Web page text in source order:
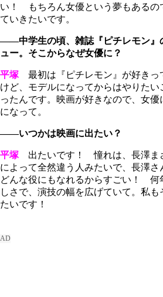
い！ もちろん女優という夢もあるの
ていきたいです。
――中学生の頃、雑誌『ピチレモン』
ュー。そこからなぜ女優に？
平塚最初は『ピチレモン』が好きっ
けど、モデルになってからはやりた
ったんです。映画が好きなので、女優
になって。
――いつかは映画に出たい？
平塚出たいです！ 憧れは、長澤ま
によって全然違う人みたいで、長澤さ
どんな役にもなれるからすごい！ 何
しさで、演技の幅を広げていて。私も
たいです！